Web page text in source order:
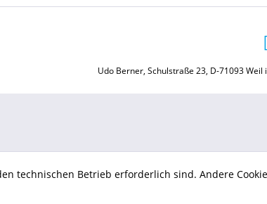
Udo Berner, Schulstraße 23, D-71093
technischen Betrieb erforderlich sind. Andere